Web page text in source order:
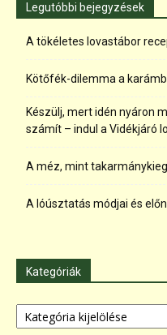
Legutóbbi bejegyzések
A tökéletes lovastábor
Kötőfék-dilemma a
Készülj, mert idén nyáron
számít – indul a Vidékjáró
A méz, mint
A lóúsztatás módjai és
Kategóriák
Kategóriák